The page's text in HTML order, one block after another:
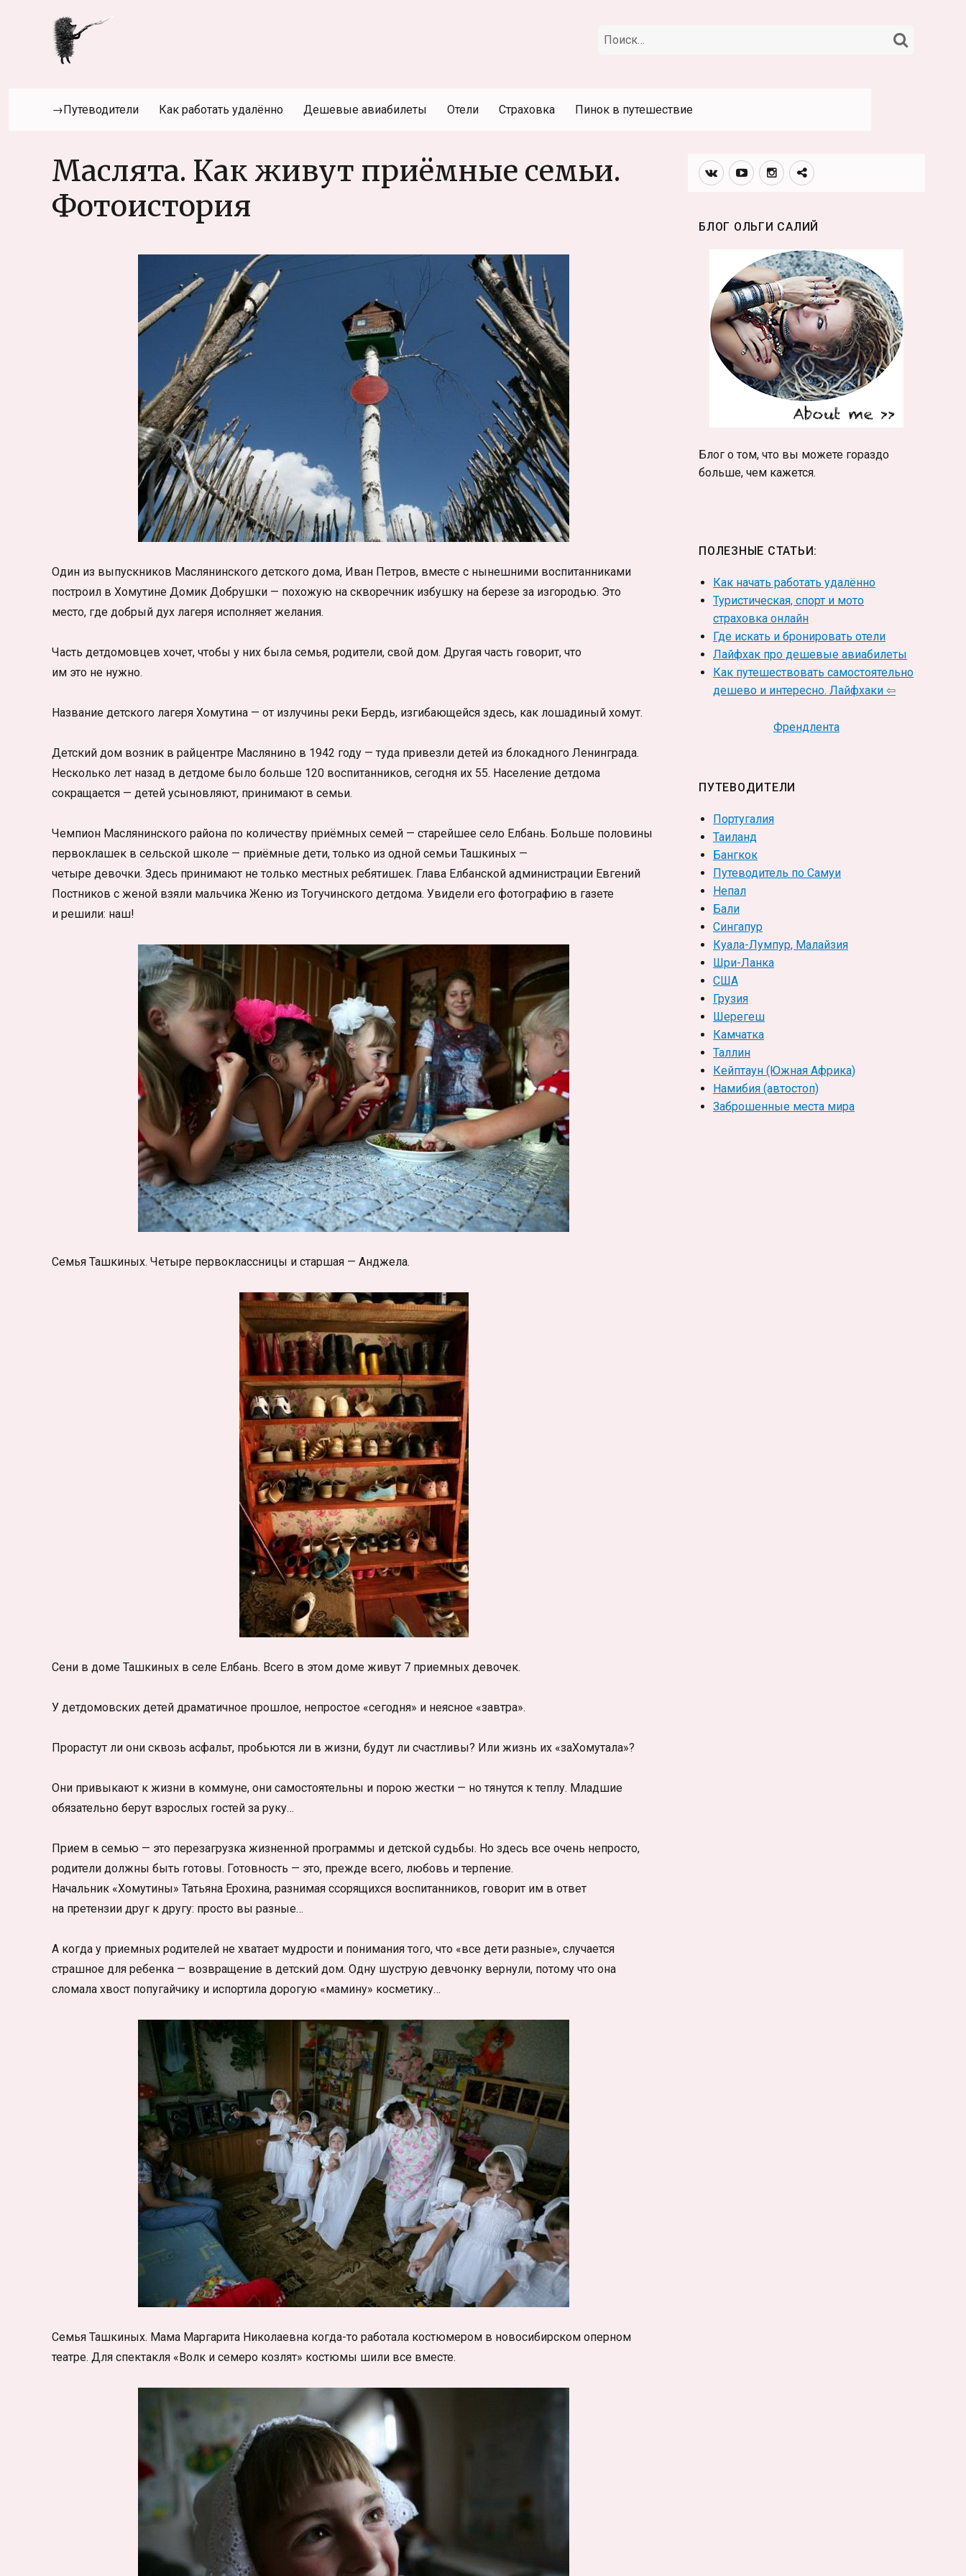
Искать:
→Путеводители Как работать удалённо Дешевые авиабилеты Отели Страховка Пинок в путешествие
Маслята. Как живут приёмные семьи.
Фотоистория
Один из выпускников Маслянинского детского дома, Иван Петров, вместе с нынешними воспитанниками
построил в Хомутине Домик Добрушки — похожую на скворечник избушку на березе за изгородью. Это
место, где добрый дух лагеря исполняет желания.
Часть детдомовцев хочет, чтобы у них была семья, родители, свой дом. Другая часть говорит, что
им это не нужно.
Название детского лагеря Хомутина — от излучины реки Бердь, изгибающейся здесь, как лошадиный хомут.
Детский дом возник в райцентре Маслянино в 1942 году — туда привезли детей из блокадного Ленинграда.
Несколько лет назад в детдоме было больше 120 воспитанников, сегодня их 55. Население детдома
сокращается — детей усыновляют, принимают в семьи.
Чемпион Маслянинского района по количеству приёмных семей — старейшее село Елбань. Больше половины
первоклашек в сельской школе — приёмные дети, только из одной семьи Ташкиных —
четыре девочки. Здесь принимают не только местных ребятишек. Глава Елбанской администрации Евгений
Постников с женой взяли мальчика Женю из Тогучинского детдома. Увидели его фотографию в газете
и решили: наш!
Семья Ташкиных. Четыре первоклассницы и старшая — Анджела.
Сени в доме Ташкиных в селе Елбань. Всего в этом доме живут 7 приемных девочек.
У детдомовских детей драматичное прошлое, непростое «сегодня» и неясное «завтра».
Прорастут ли они сквозь асфальт, пробьются ли в жизни, будут ли счастливы? Или жизнь их «заХомутала»?
Они привыкают к жизни в коммуне, они самостоятельны и порою жестки — но тянутся к теплу. Младшие
обязательно берут взрослых гостей за руку…
Прием в семью — это перезагрузка жизненной программы и детской судьбы. Но здесь все очень непросто,
родители должны быть готовы. Готовность — это, прежде всего, любовь и терпение.
Начальник «Хомутины» Татьяна Ерохина, разнимая ссорящихся воспитанников, говорит им в ответ
на претензии друг к другу: просто вы разные…
А когда у приемных родителей не хватает мудрости и понимания того, что «все дети разные», случается
страшное для ребенка — возвращение в детский дом. Одну шуструю девчонку вернули, потому что она
сломала хвост попугайчику и испортила дорогую «мамину» косметику…
Семья Ташкиных. Мама Маргарита Николаевна когда-то работала костюмером в новосибирском оперном
театре. Для спектакля «Волк и семеро козлят» костюмы шили все вместе.
Вконтакте
YoutubeИнстаграмм
Телеграм
БЛОГ ОЛЬГИ САЛИЙ
Блог о том, что вы можете гораздо
больше, чем кажется.
ПОЛЕЗНЫЕ СТАТЬИ:
Как начать работать удалённо
Туристическая, спорт и мото
страховка онлайн
Где искать и бронировать отели
Лайфхак про дешевые авиабилеты
Как путешествовать самостоятельно
дешево и интересно. Лайфхаки ⇦
Френдлента
ПУТЕВОДИТЕЛИ
Португалия
Таиланд
Бангкок
Путеводитель по Самуи
Непал
Бали
Сингапур
Куала-Лумпур, Малайзия
Шри-Ланка
США
Грузия
Шерегеш
Камчатка
Таллин
Кейптаун (Южная Африка)
Намибия (автостоп)
Заброшенные места мира